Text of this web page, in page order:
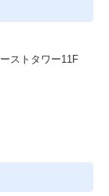
ストタワー11F